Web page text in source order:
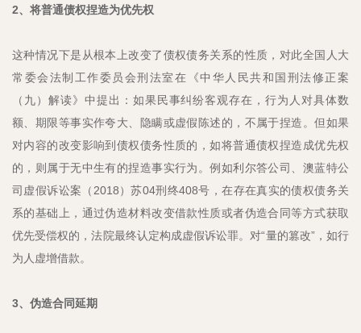
2、将普通债权捏造为优先权
这种情况下是从根本上改变了债权债务关系的性质，对此全国人大
常委会法制工作委员会刑法室在《中华人民共和国刑法修正案
（九）解读》中提出：如果民事纠纷客观存在，行为人对具体数
额、期限等事实作夸大、隐瞒或虚假陈述的，不属于捏造。但如果
对内容的改变影响到债权债务性质的，如将普通债权捏造成优先权
的，则属于无中生有的捏造事实行为。例如利尔答公司、澳蓝特公
司虚假诉讼案（2018）苏04刑终408号，在存在真实的债权债务关
系的基础上，通过伪造材料改变借款性质或者伪造合同等方式获取
优先受偿权的，法院最终认定构成虚假诉讼罪。对“量的篡改”，如行
为人虚增借款。
3、伪造合同延期